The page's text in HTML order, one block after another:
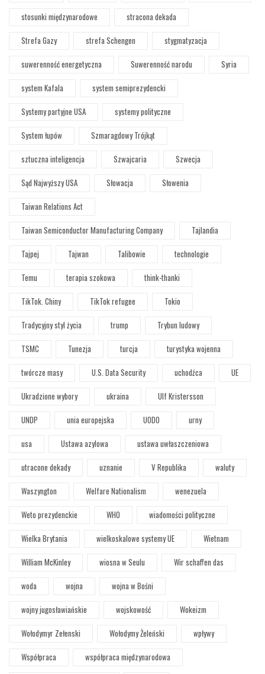
stosunki międzynarodowe
stracona dekada
Strefa Gazy
strefa Schengen
stygmatyzacja
suwerenność energetyczna
Suwerenność narodu
Syria
system Kafala
system semiprezydencki
Systemy partyjne USA
systemy polityczne
System łupów
Szmaragdowy Trójkąt
sztuczna inteligencja
Szwajcaria
Szwecja
Sąd Najwyższy USA
Słowacja
Słowenia
Taiwan Relations Act
Taiwan Semiconductor Manufacturing Company
Tajlandia
Tajpej
Tajwan Talibowie
technologie
Temu
terapia szokowa
think-thanki
TikTok. Chiny
TikTok refugee
Tokio
Tradycyjny styl życia
trump
Trybun ludowy
TSMC
Tunezja turcja
turystyka wojenna
twórcze masy
U.S. Data Security uchodźca
UE
Ukradzione wybory
ukraina
Ulf Kristersson
UNDP
unia europejska UODO
urny
usa
Ustawa azylowa
ustawa uwłaszczeniowa
utracone dekady
uznanie V Republika
waluty
Waszyngton
Welfare Nationalism
wenezuela
Weto prezydenckie
WHO
wiadomości polityczne
Wielka Brytania
wielkoskalowe systemy UE
Wietnam
William McKinley
wiosna w Seulu
Wir schaffen das
woda
wojna
wojna w Bośni
wojny jugosławiańskie
wojskowość
Wokeizm
Wołodymyr Zełenski
Wołodymy Żeleński
wpływy
Współpraca
współpraca międzynarodowa